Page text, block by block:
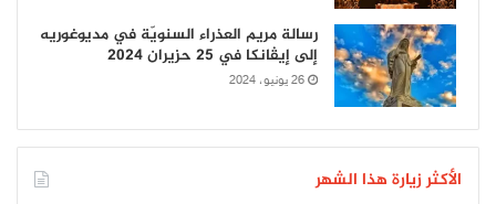
رسالة مريم العذراء السنويّة في مديوغوريه
إلى إيڤانكا في 25 حزيران 2024
26 يونيو، 2024
الأكثر زيارة هذا الشهر